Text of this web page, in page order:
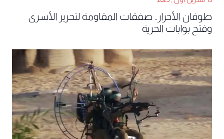
طوفان الأحرار.. صفقات المقاومة لتحرير الأسرى
وفتح بوابات الحرية